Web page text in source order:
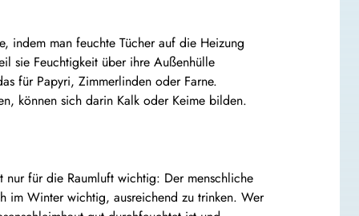
indem man feuchte Tücher auf die Heizung
sie Feuchtigkeit über ihre Außenhülle
für Papyri, Zimmerlinden oder Farne.
können sich darin Kalk oder Keime bilden.
für die Raumluft wichtig: Der menschliche
im Winter wichtig, ausreichend zu trinken. Wer